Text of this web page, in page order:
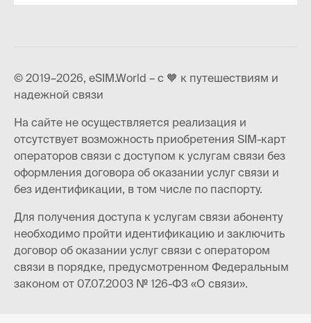
© 2019–2026, eSIM.World – с 🧡 к путешествиям и
надежной связи
На сайте не осуществляется реализация и
отсутствует возможность приобретения SIM-карт
операторов связи с доступом к услугам связи без
оформления договора об оказании услуг связи и
без идентификации, в том числе по паспорту.
Для получения доступа к услугам связи абоненту
необходимо пройти идентификацию и заключить
договор об оказании услуг связи с оператором
связи в порядке, предусмотренном Федеральным
законом от 07.07.2003 № 126-ФЗ «О связи».